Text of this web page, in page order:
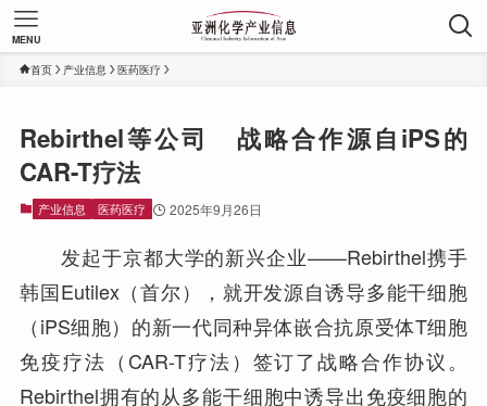
MENU
首页 产业信息 医药医疗
Rebirthel等公司 战略合作源自iPS的
CAR-T疗法
产业信息 医药医疗 2025年9月26日
发起于京都大学的新兴企业——Rebirthel携手
韩国Eutilex（首尔），就开发源自诱导多能干细胞
（iPS细胞）的新一代同种异体嵌合抗原受体T细胞
免疫疗法（CAR-T疗法）签订了战略合作协议。
Rebirthel拥有的从多能干细胞中诱导出免疫细胞的